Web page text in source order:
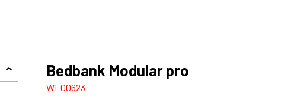
Bedbank Modular pro
WE00623